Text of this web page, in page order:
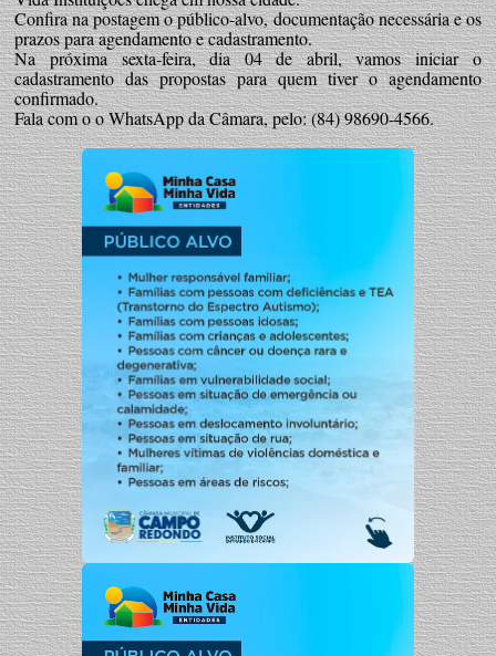
Confira na postagem o público-alvo, documentação necessária e os
prazos para agendamento e cadastramento.
Na próxima sexta-feira, dia 04 de abril, vamos iniciar o
cadastramento das propostas para quem tiver o agendamento
confirmado.
Fala com o o WhatsApp da Câmara, pelo: (84) 98690-4566.